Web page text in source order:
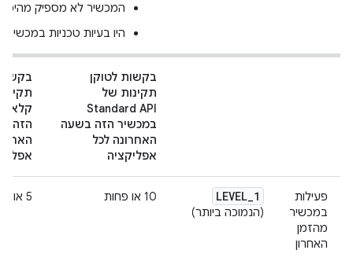
המכשיר לא מספיק מהימן.
היו בעיות טכניות במכשיר.
בקשות לטוקן
תקינות של
Standard API
במכשיר הזה בשעה
האחרונה לכל
אפליקציה
הזה
פעילות
במכשיר
מהזמן
האחרון
LEVEL_1
(הנמוכה ביותר)
10 או פחות 5 או פחות